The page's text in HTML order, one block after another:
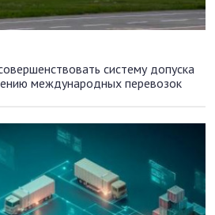
систему допуска
международных перевозок